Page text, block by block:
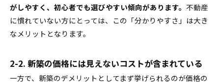
がしやすく、初心者でも選びやすい傾向があります。 不動産
に慣れていない方にとっては、この「分かりやすさ」は大き
なメリットとなります。
2-2. 新築の価格には見えないコストが含まれている
一方で、新築のデメリットとしてまず挙げられるのが価格の